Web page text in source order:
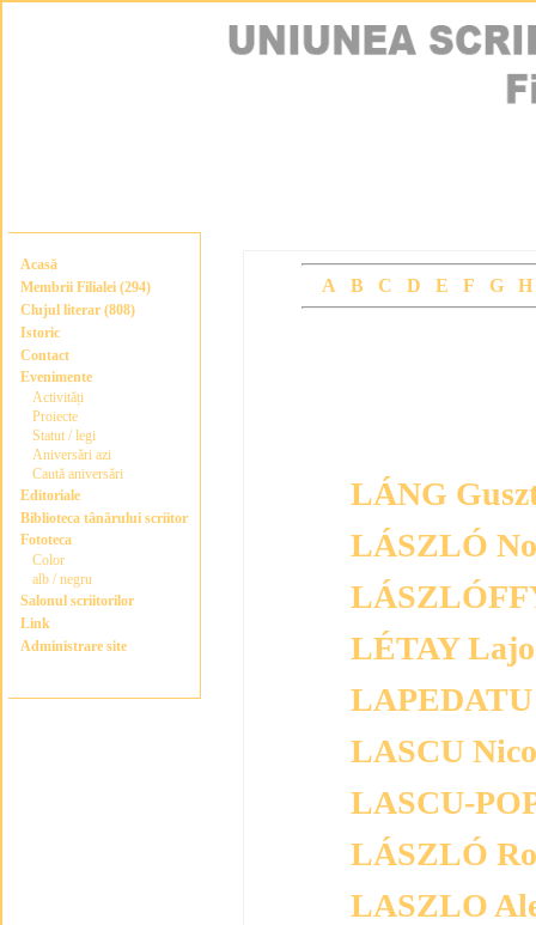
Acasă
Membrii Filialei (294)
Clujul literar (808)
Istoric
Contact
Evenimente
Activități
Proiecte
Statut / legi
Aniversări azi
Caută aniversări
Editoriale
Biblioteca tânărului scriitor
Fototeca
Color
alb / negru
Salonul scriitorilor
Link
Administrare site
A B C D E F G H
LÁNG
LÁSZLÓ
LÉTAY
LASCU
LASCU-
LÁSZLÓ
LASZLO